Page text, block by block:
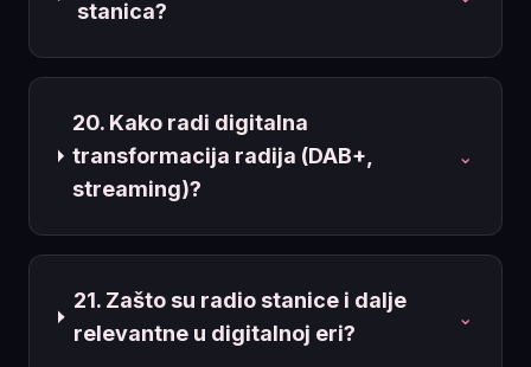
stanica?
20. Kako radi digitalna
transformacija radija (DAB+,
streaming)?
⌄
21. Zašto su radio stanice i dalje
relevantne u digitalnoj eri?
⌄